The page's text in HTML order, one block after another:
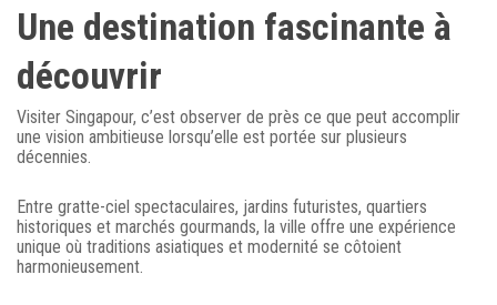
Une destination fascinante à
découvrir
Visiter Singapour, c’est observer de près ce que peut accomplir
une vision ambitieuse lorsqu’elle est portée sur plusieurs
décennies.
Entre gratte-ciel spectaculaires, jardins futuristes, quartiers
historiques et marchés gourmands, la ville offre une expérience
unique où traditions asiatiques et modernité se côtoient
harmonieusement.